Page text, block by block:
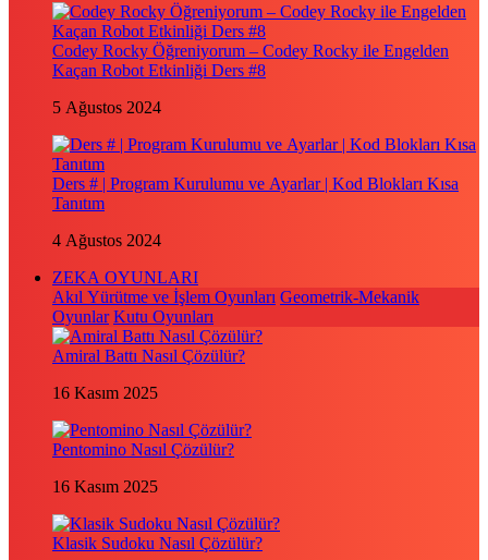
Codey Rocky Öğreniyorum – Codey Rocky ile Engelden
Kaçan Robot Etkinliği Ders #8
5 Ağustos 2024
Ders # | Program Kurulumu ve Ayarlar | Kod Blokları Kısa
Tanıtım
4 Ağustos 2024
ZEKA OYUNLARI
Akıl Yürütme ve İşlem Oyunları Geometrik-Mekanik
Oyunlar Kutu Oyunları
Amiral Battı Nasıl Çözülür?
16 Kasım 2025
Pentomino Nasıl Çözülür?
16 Kasım 2025
Klasik Sudoku Nasıl Çözülür?